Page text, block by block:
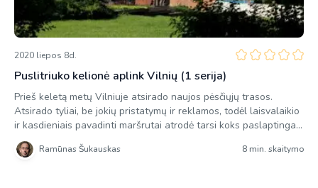
2020 liepos 8d.
Puslitriuko kelionė aplink Vilnių (1 serija)
Prieš keletą metų Vilniuje atsirado naujos pėsčiųjų trasos.
Atsirado tyliai, be jokių pristatymų ir reklamos, todėl laisvalaikio
ir kasdieniais pavadinti maršrutai atrodė tarsi koks paslaptingas
projektas. Tačiau visą paslaptį išviešino po kiek laiko dienos
šviesą išvydęs tinklaraštis vilniuskojoms.lt, kuriuo Vilniaus
Ramūnas Šukauskas 8 min. skaitymo